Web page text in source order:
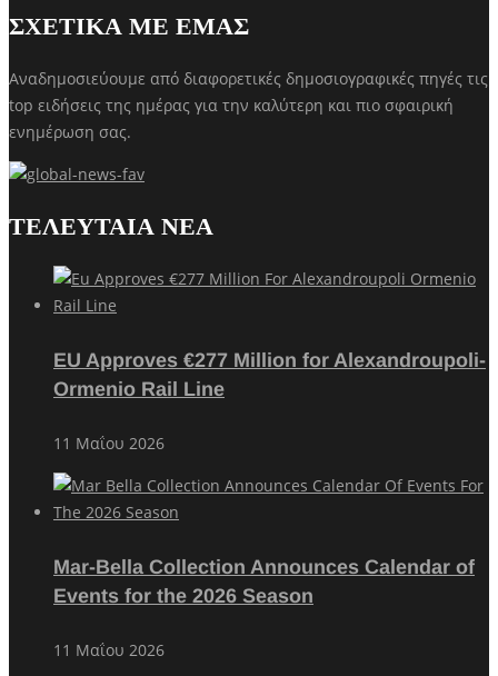
ΣΧΕΤΙΚΑ ΜΕ ΕΜΑΣ
Αναδημοσιεύουμε από διαφορετικές δημοσιογραφικές πηγές τις
top ειδήσεις της ημέρας για την καλύτερη και πιο σφαιρική
ενημέρωση σας.
ΤΕΛΕΥΤΑΙΑ ΝΕΑ
EU Approves €277 Million for Alexandroupoli-
Ormenio Rail Line
11 Μαΐου 2026
Mar-Bella Collection Announces Calendar of
Events for the 2026 Season
11 Μαΐου 2026